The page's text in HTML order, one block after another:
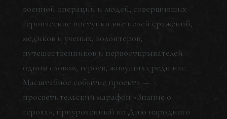
военной операции и людей, совершивших
героические поступки вне полей сражений,
медиков и ученых, волонтеров,
путешественников и первооткрывателей —
одним словом, героев, живущих среди нас.
Масштабное событие проекта —
просветительский марафон «Знание о
героях», приуроченный ко Дню народного